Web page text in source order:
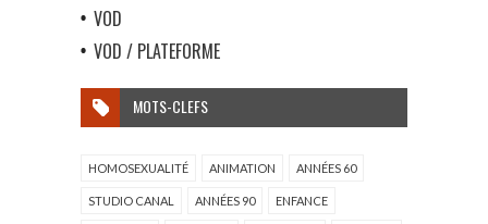
VOD
VOD / PLATEFORME
MOTS-CLEFS
HOMOSEXUALITÉ ANIMATION ANNÉES 60
STUDIO CANAL ANNÉES 90 ENFANCE